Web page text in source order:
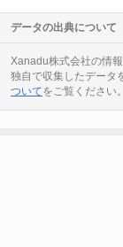
データの出典について
Xanadu株式会社の情報
独自で収集したデータ
ついてをご覧ください。